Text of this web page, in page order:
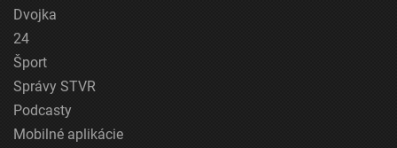
Dvojka
24
Šport
Správy STVR
Podcasty
Mobilné aplikácie